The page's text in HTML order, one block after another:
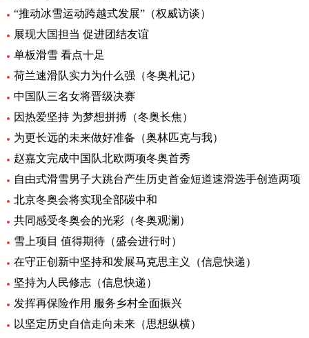
“推动冰雪运动跨越式发展”（权威访谈）
展现大国担当 促进团结友谊
单板滑雪 看点十足
荷兰速滑队实力为什么强（冬奥札记）
中国队三名女将晋级决赛
因热爱坚持 为梦想拼搏（冬奥长焦）
为更长远的未来做好准备（奥林匹克与我）
赵嘉文完成中国队北欧两项冬奥首秀
自由式滑雪男子大跳台产生历史首金短道速滑选手创造两项
北京冬奥会将实现全部碳中和
共同感受冬奥会的光彩（冬奥观澜）
雪上项目 值得期待（盛会进行时）
在守正创新中坚持和发展马克思主义（信息快递）
坚持为人民修志（信息快递）
发挥再保险作用 服务乡村全面振兴
以坚定历史自信走向未来（思想纵横）